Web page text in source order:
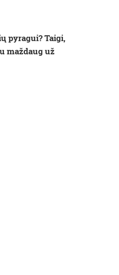
pyragui? Taigi,
maždaug už